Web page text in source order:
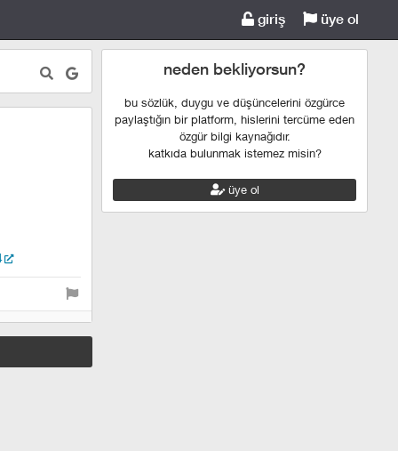
giriş üye ol
neden bekliyorsun?
bu sözlük, duygu ve düşüncelerini özgürce
paylaştığın bir platform, hislerini tercüme eden
özgür bilgi kaynağıdır.
katkıda bulunmak istemez misin?
üye ol